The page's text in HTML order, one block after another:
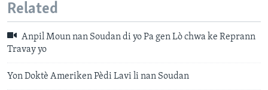
Related
Anpil Moun nan Soudan di yo Pa gen Lò chwa ke Reprann
Travay yo
Yon Doktè Ameriken Pèdi Lavi li nan Soudan